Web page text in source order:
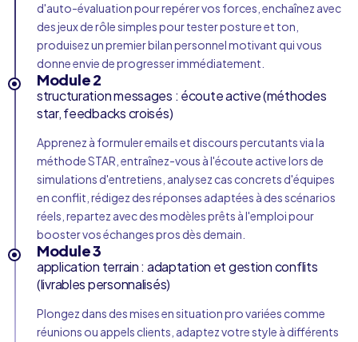
d'auto-évaluation pour repérer vos forces, enchaînez avec
des jeux de rôle simples pour tester posture et ton,
produisez un premier bilan personnel motivant qui vous
donne envie de progresser immédiatement.
Module 2
structuration messages : écoute active (méthodes
star, feedbacks croisés)
Apprenez à formuler emails et discours percutants via la
méthode STAR, entraînez-vous à l'écoute active lors de
simulations d'entretiens, analysez cas concrets d'équipes
en conflit, rédigez des réponses adaptées à des scénarios
réels, repartez avec des modèles prêts à l'emploi pour
booster vos échanges pros dès demain.
Module 3
application terrain : adaptation et gestion conflits
(livrables personnalisés)
Plongez dans des mises en situation pro variées comme
réunions ou appels clients, adaptez votre style à différents